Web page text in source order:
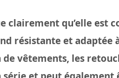
clairement qu’elle est
résistante et adaptée
vêtements, les